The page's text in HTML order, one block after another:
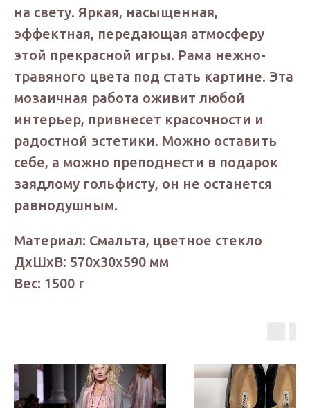
на свету. Яркая, насыщенная,
эффектная, передающая атмосферу
этой прекрасной игры. Рама нежно-
травяного цвета под стать картине. Эта
мозаичная работа оживит любой
интерьер, привнесет красочности и
радостной эстетики. Можно оставить
себе, а можно преподнести в подарок
заядлому гольфисту, он не останется
равнодушным.
Материал: Смальта, цветное стекло
ДxШxВ: 570x30x590 мм
Вес: 1500 г